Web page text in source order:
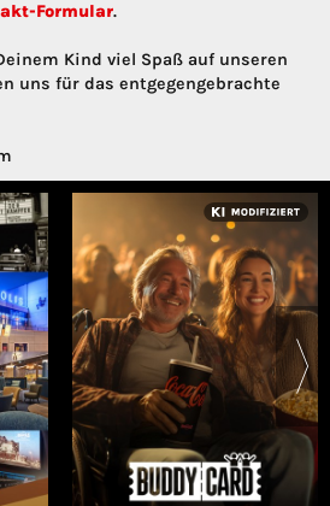
Formular.
Kind viel Spaß auf unseren
uns für das entgegengebrachte